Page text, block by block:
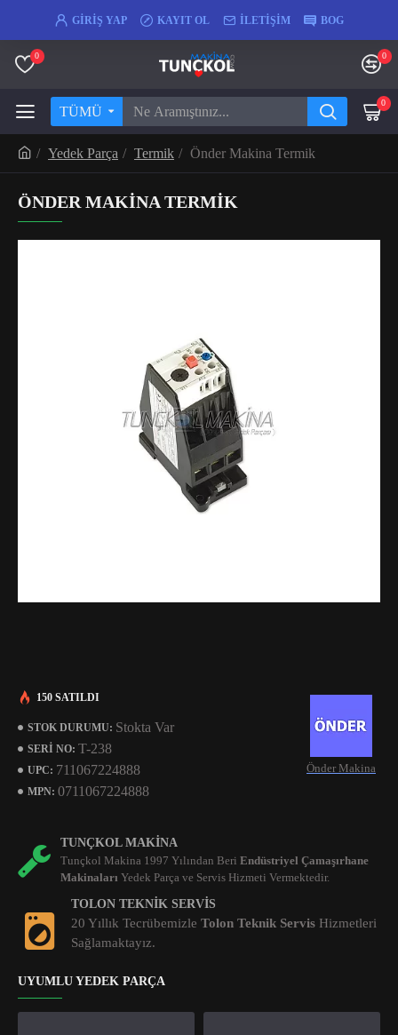
GIRIŞ YAP KAYIT OL İLETIŞIM BOG
0 0
TÜMÜ
0
Yedek Parça Termik Önder Makina Termik
ÖNDER MAKINA TERMIK
STOK DURUMU: Stokta Var
SERI NO: T-238
UPC: 711067224888
MPN: 0711067224888
Önder Makina
150 SATILDI
TUNÇKOL MAKINA
Tunçkol Makina 1997 Yılından Beri Endüstriyel Çamaşırhane
Makinaları Yedek Parça ve Servis Hizmeti Vermektedir.
TOLON TEKNIK SERVIS
20 Yıllık Tecrübemizle Tolon Teknik Servis Hizmetleri
Sağlamaktayız.
UYUMLU YEDEK PARÇA